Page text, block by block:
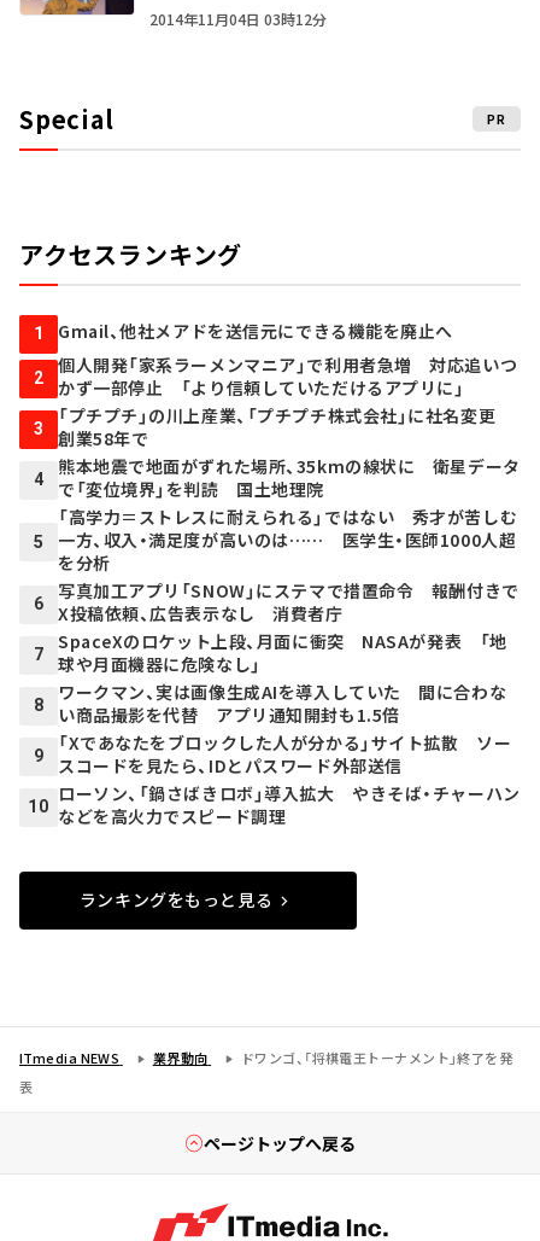
2014年11月04日 03時12分
Special PR
アクセスランキング
1 Gmail、他社メアドを送信元にできる機能を廃止へ
2
個人開発「家系ラーメンマニア」で利用者急増 対応追いつ
かず一部停止 「より信頼していただけるアプリに」
3
「プチプチ」の川上産業、「プチプチ株式会社」に社名変更
創業58年で
4
熊本地震で地面がずれた場所、35kmの線状に 衛星データ
で「変位境界」を判読 国土地理院
5
「高学力＝ストレスに耐えられる」ではない 秀才が苦しむ
一方、収入・満足度が高いのは…… 医学生・医師1000人超
を分析
6
写真加工アプリ「SNOW」にステマで措置命令 報酬付きで
X投稿依頼、広告表示なし 消費者庁
7
SpaceXのロケット上段、月面に衝突 NASAが発表 「地
球や月面機器に危険なし」
8
ワークマン、実は画像生成AIを導入していた 間に合わな
い商品撮影を代替 アプリ通知開封も1.5倍
9
「Xであなたをブロックした人が分かる」サイト拡散 ソー
スコードを見たら、IDとパスワード外部送信
10
ローソン、「鍋さばきロボ」導入拡大 やきそば・チャーハン
などを高火力でスピード調理
ランキングをもっと見る
ITmedia NEWS 業界動向
ドワンゴ、「将棋電王トーナメント」終了を発
表
ページトップへ戻る